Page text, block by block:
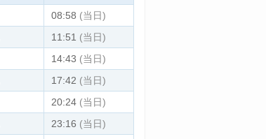
08:58 (当日)
11:51 (当日)
14:43 (当日)
17:42 (当日)
20:24 (当日)
23:16 (当日)